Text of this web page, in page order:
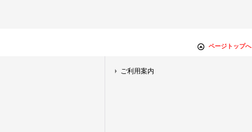
ページトップへ
ご利用案内